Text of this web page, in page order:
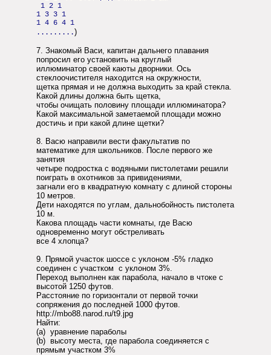
1 2 1
1 3 3 1
1 4 6 4 1
.........)
7. Знакомый Васи, капитан дальнего плавания
попросил его установить на круглый
иллюминатор своей каюты дворники. Ось
стеклоочистителя находится на окружности,
щетка прямая и не должна выходить за край стекла.
Какой длины должна быть щетка,
чтобы очищать половину площади иллюминатора?
Какой максимальной заметаемой площади можно
достичь и при какой длине щетки?
8. Васю направили вести факультатив по
математике для школьников. После первого же
занятия
четыре подростка с водяными пистолетами решили
поиграть в охотников за привидениями,
загнали его в квадратную комнату с длиной стороны
10 метров.
Дети находятся по углам, дальнобойность пистолета
10 м.
Какова площадь части комнаты, где Васю
одновременно могут обстреливать
все 4 хлопца?
9. Прямой участок шоссе с уклоном -5% гладко
соединен с участком с уклоном 3%.
Переход выполнен как парабола, начало в чтоке с
высотой 1250 футов.
Расстояние по горизонтали от первой точки
сопряжения до последней 1000 футов.
http://mbo88.narod.ru/t9.jpg
Найти:
(a) уравнение параболы
(b) высоту места, где парабола соединяется с
прямым участком 3%